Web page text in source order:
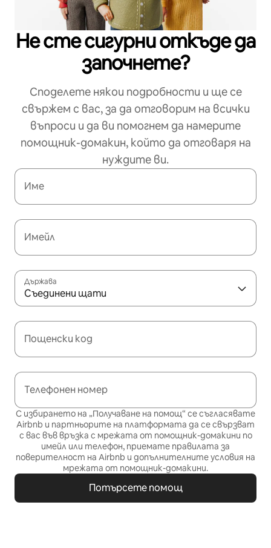
Не сте сигурни откъде да
започнете?
Споделете някои подробности и ще се
свържем с вас, за да отговорим на всички
въпроси и да ви помогнем да намерите
помощник-домакин, който да отговаря на
нуждите ви.
Име
Имейл
Държава
Съединени щати
Пощенски код
Телефонен номер
С избирането на „Получаване на помощ“ се съгласявате
Airbnb и партньорите на платформата да се свързват
с вас във връзка с мрежата от помощник-домакини по
имейл или телефон, приемате правилата за
поверителност на Airbnb и допълнителните условия на
мрежата от помощник-домакини.
Потърсете помощ